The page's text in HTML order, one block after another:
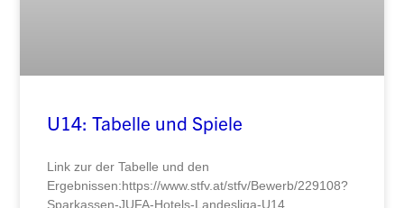
U14: Tabelle und Spiele
Link zur der Tabelle und den
Ergebnissen:https://www.stfv.at/stfv/Bewerb/229108?
Sparkassen-JUFA-Hotels-Landesliga-U14